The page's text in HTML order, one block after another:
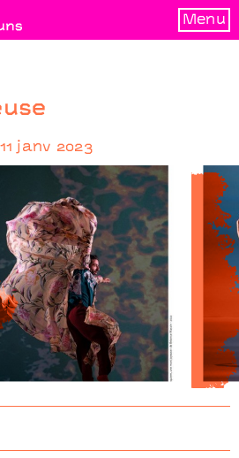
Menu
janv 2023